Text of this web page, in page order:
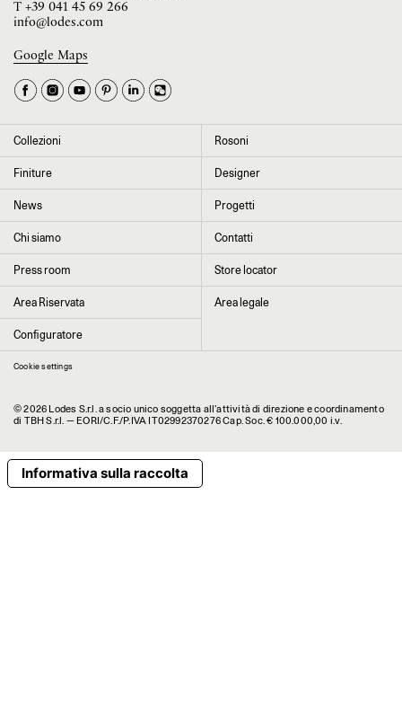
La tua occupazione è
Seleziona il paese ►
newsletter
Cliccando su “Invia” dichiaro di aver letto e accettato l’informativa Privacy
T +39 041 45 69 266
info@lodes.com
Google Maps
Collezioni Rosoni
Finiture Designer
News Progetti
Chi siamo Contatti
Press room Store locator
Area Riservata Area legale
Configuratore
Cookie settings
© 2026 Lodes S.r.l. a socio unico soggetta all’attività di direzione e coordinamento
di TBH S.r.l. — EORI/C.F./P.IVA IT02992370276 Cap. Soc. € 100.000,00 i.v.
Informativa sulla raccolta